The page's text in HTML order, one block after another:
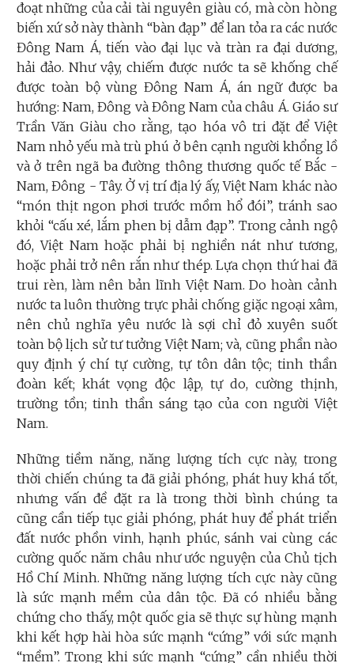
đoạt những của cải tài nguyên giàu có, mà còn hòng
biến xứ sở này thành “bàn đạp” để lan tỏa ra các nước
Đông Nam Á, tiến vào đại lục và tràn ra đại dương,
hải đảo. Như vậy, chiếm được nước ta sẽ khống chế
được toàn bộ vùng Đông Nam Á, án ngữ được ba
hướng: Nam, Đông và Đông Nam của châu Á. Giáo sư
Trần Văn Giàu cho rằng, tạo hóa vô tri đặt để Việt
Nam nhỏ yếu mà trù phú ở bên cạnh người khổng lồ
và ở trên ngã ba đường thông thương quốc tế Bắc -
Nam, Đông - Tây. Ở vị trí địa lý ấy, Việt Nam khác nào
“món thịt ngon phơi trước mồm hổ đói”, tránh sao
khỏi “cấu xé, lắm phen bị dẫm đạp”. Trong cảnh ngộ
đó, Việt Nam hoặc phải bị nghiền nát như tương,
hoặc phải trở nên rắn như thép. Lựa chọn thứ hai đã
trui rèn, làm nên bản lĩnh Việt Nam. Do hoàn cảnh
nước ta luôn thường trực phải chống giặc ngoại xâm,
nên chủ nghĩa yêu nước là sợi chỉ đỏ xuyên suốt
toàn bộ lịch sử tư tưởng Việt Nam; và, cũng phần nào
quy định ý chí tự cường, tự tôn dân tộc; tinh thần
đoàn kết; khát vọng độc lập, tự do, cường thịnh,
trường tồn; tinh thần sáng tạo của con người Việt
Nam.
Những tiềm năng, năng lượng tích cực này, trong
thời chiến chúng ta đã giải phóng, phát huy khá tốt,
nhưng vấn đề đặt ra là trong thời bình chúng ta
cũng cần tiếp tục giải phóng, phát huy để phát triển
đất nước phồn vinh, hạnh phúc, sánh vai cùng các
cường quốc năm châu như ước nguyện của Chủ tịch
Hồ Chí Minh. Những năng lượng tích cực này cũng
là sức mạnh mềm của dân tộc. Đã có nhiều bằng
chứng cho thấy, một quốc gia sẽ thực sự hùng mạnh
khi kết hợp hài hòa sức mạnh “cứng” với sức mạnh
“mềm”. Trong khi sức mạnh “cứng” cần nhiều thời